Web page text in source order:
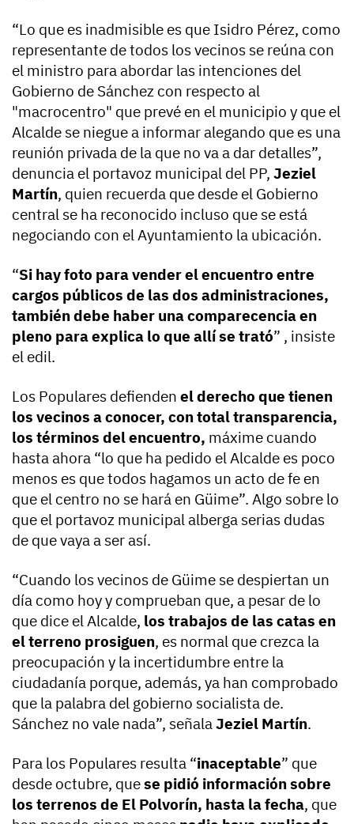
“Lo que es inadmisible es que Isidro Pérez, como
representante de todos los vecinos se reúna con
el ministro para abordar las intenciones del
Gobierno de Sánchez con respecto al
"macrocentro" que prevé en el municipio y que el
Alcalde se niegue a informar alegando que es una
reunión privada de la que no va a dar detalles”,
denuncia el portavoz municipal del PP, Jeziel
Martín, quien recuerda que desde el Gobierno
central se ha reconocido incluso que se está
negociando con el Ayuntamiento la ubicación.
“Si hay foto para vender el encuentro entre
cargos públicos de las dos administraciones,
también debe haber una comparecencia en
pleno para explica lo que allí se trató” , insiste
el edil.
Los Populares defienden el derecho que tienen
los vecinos a conocer, con total transparencia,
los términos del encuentro, máxime cuando
hasta ahora “lo que ha pedido el Alcalde es poco
menos es que todos hagamos un acto de fe en
que el centro no se hará en Güime”. Algo sobre lo
que el portavoz municipal alberga serias dudas
de que vaya a ser así.
“Cuando los vecinos de Güime se despiertan un
día como hoy y comprueban que, a pesar de lo
que dice el Alcalde, los trabajos de las catas en
el terreno prosiguen, es normal que crezca la
preocupación y la incertidumbre entre la
ciudadanía porque, además, ya han comprobado
que la palabra del gobierno socialista de.
Sánchez no vale nada”, señala Jeziel Martín.
Para los Populares resulta “inaceptable” que
desde octubre, quese pidió información sobre
los terrenos de El Polvorín, hasta la fecha, que